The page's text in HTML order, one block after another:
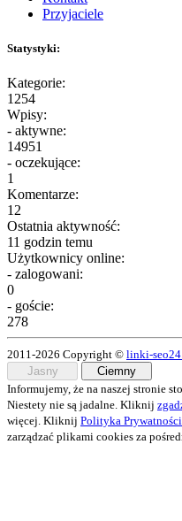
Przyjaciele
Statystyki:
Kategorie:
1254
Wpisy:
- aktywne:
14951
- oczekujące:
1
Komentarze:
12
Ostatnia aktywność:
11 godzin temu
Użytkownicy online:
- zalogowani:
0
- goście:
278
2011-2026 Copyright © linki-
Jasny
Ciemny
Informujemy, że na naszej stronie
Niestety nie są jadalne. Kliknij
więcej. Kliknij Polityka Prywatności
zarządzać plikami cookies za